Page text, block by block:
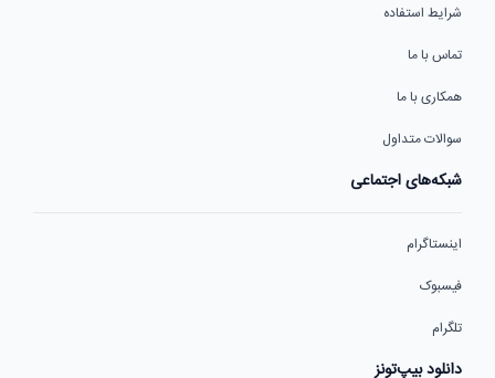
شرایط استفاده
تماس با ما
همکاری با ما
سوالات متداول
شبکه‌های اجتماعی
اینستاگرام
فیسبوک
تلگرام
دانلود بیپ‌تونز